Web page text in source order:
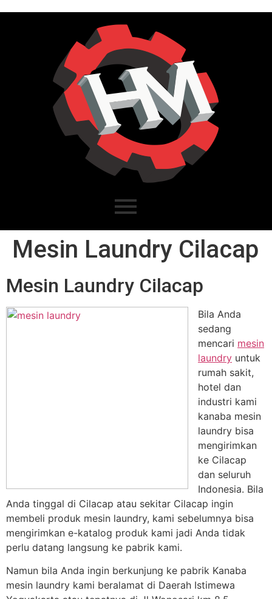
Mesin Laundry Cilacap
Mesin Laundry Cilacap
Bila Anda
sedang
mencari mesin
laundry untuk
rumah sakit,
hotel dan
industri kami
kanaba mesin
laundry bisa
mengirimkan
ke Cilacap
dan seluruh
Indonesia. Bila
Anda tinggal di Cilacap atau sekitar Cilacap ingin
membeli produk mesin laundry, kami sebelumnya bisa
mengirimkan e-katalog produk kami jadi Anda tidak
perlu datang langsung ke pabrik kami.
Namun bila Anda ingin berkunjung ke pabrik Kanaba
mesin laundry kami beralamat di Daerah Istimewa